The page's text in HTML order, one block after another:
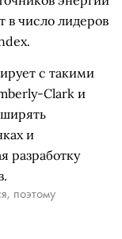
в число лидеров
с такими
Clark и
и
разработку
поэтому